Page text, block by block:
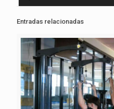
Entradas relacionadas